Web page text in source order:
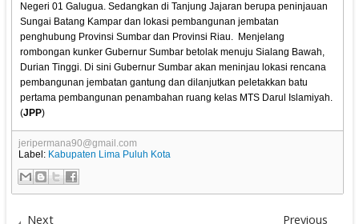
Negeri 01 Galugua. Sedangkan di Tanjung Jajaran berupa peninjauan
Sungai Batang Kampar dan lokasi pembangunan jembatan
penghubung Provinsi Sumbar dan Provinsi Riau. Menjelang
rombongan kunker Gubernur Sumbar betolak menuju Sialang Bawah,
Durian Tinggi. Di sini Gubernur Sumbar akan meninjau lokasi rencana
pembangunan jembatan gantung dan dilanjutkan peletakkan batu
pertama pembangunan penambahan ruang kelas MTS Darul Islamiyah.
(JPP)
jeripermana90@gmail.com
Label: Kabupaten Lima Puluh Kota
Next Previous